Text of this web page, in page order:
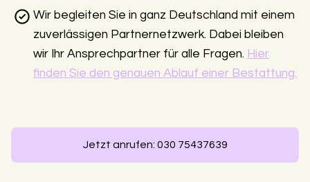
Wir begleiten Sie in ganz Deutschland mit einem
zuverlässigen Partnernetzwerk. Dabei bleiben
wir Ihr Ansprechpartner für alle Fragen. Hier
finden Sie den genauen Ablauf einer Bestattung.
Jetzt anrufen: 030 75437639